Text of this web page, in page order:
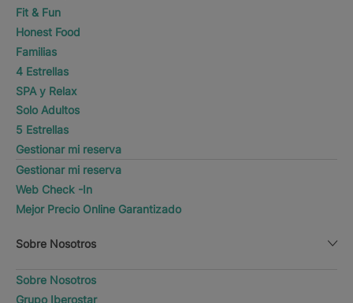
Fit & Fun
Honest Food
Familias
4 Estrellas
SPA y Relax
Solo Adultos
5 Estrellas
Gestionar mi reserva
Gestionar mi reserva
Web Check -In
Mejor Precio Online Garantizado
Sobre Nosotros
Sobre Nosotros
Grupo Iberostar